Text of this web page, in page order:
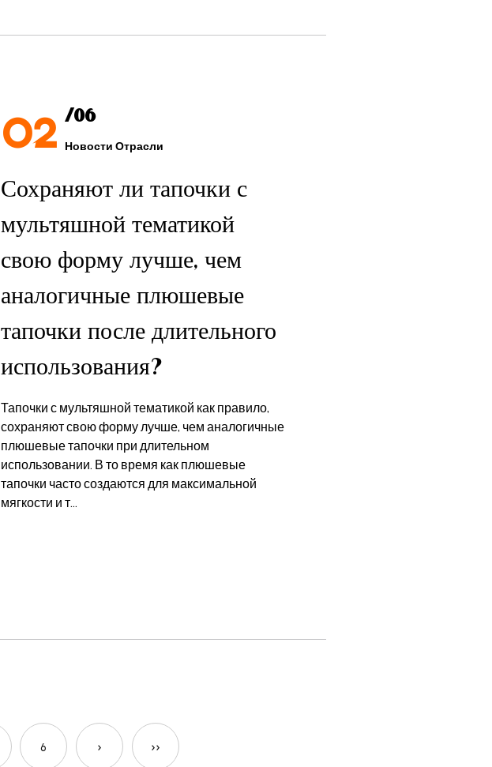
02 /06
Новости Отрасли
Сохраняют ли тапочки с
мультяшной тематикой
свою форму лучше, чем
аналогичные плюшевые
тапочки после длительного
использования?
Тапочки с мультяшной тематикой как правило,
сохраняют свою форму лучше, чем аналогичные
плюшевые тапочки при длительном
использовании. В то время как плюшевые
тапочки часто создаются для максимальной
мягкости и т...
6 › ››